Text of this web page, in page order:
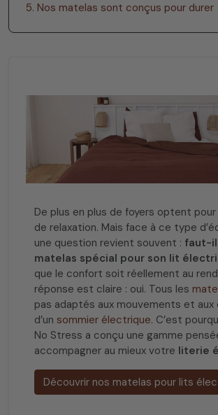
5. Nos matelas sont conçus pour durer
De plus en plus de foyers optent
de relaxation. Mais face à ce type
une question revient souvent : faut-il
matelas spécial pour son lit
que le confort soit réellement au
réponse est claire : oui. Tous les
pas adaptés aux mouvements et aux
d’un sommier électrique. C’est
No Stress a conçu une gamme
accompagner au mieux votre literie
Découvrir nos matelas pour lits